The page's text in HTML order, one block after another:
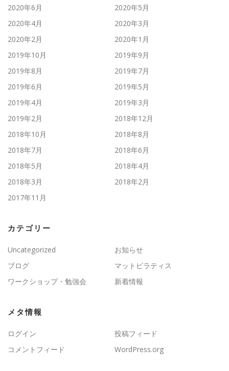
2020年6月
2020年5月
2020年4月
2020年3月
2020年2月
2020年1月
2019年10月
2019年9月
2019年8月
2019年7月
2019年6月
2019年5月
2019年4月
2019年3月
2019年2月
2018年12月
2018年10月
2018年8月
2018年7月
2018年6月
2018年5月
2018年4月
2018年3月
2018年2月
2017年11月
カテゴリー
Uncategorized
お知らせ
ブログ
マットピラティス
ワークショップ・勉強会
新着情報
メタ情報
ログイン
投稿フィード
コメントフィード
WordPress.org